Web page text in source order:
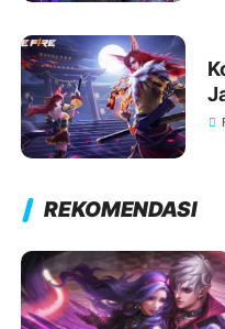
REKOMENDASI